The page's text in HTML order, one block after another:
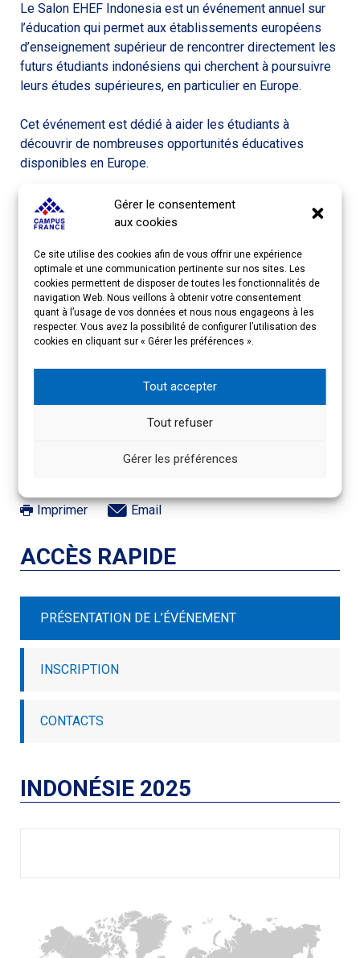
Gérer le consentement
aux cookies
Ce site utilise des cookies afin de vous offrir une expérience
optimale et une communication pertinente sur nos sites. Les
cookies permettent de disposer de toutes les fonctionnalités de
navigation Web. Nous veillons à obtenir votre consentement
quant à l’usage de vos données et nous nous engageons à les
respecter. Vous avez la possibilité de configurer l’utilisation des
cookies en cliquant sur « Gérer les préférences ».
Tout accepter
Tout refuser
Gérer les préférences
Le Salon EHEF Indonesia est un événement annuel sur
l’éducation qui permet aux établissements européens
d’enseignement supérieur de rencontrer directement les
futurs étudiants indonésiens qui cherchent à poursuivre
leurs études supérieures, en particulier en Europe.
Cet événement est dédié à aider les étudiants à
découvrir de nombreuses opportunités éducatives
disponibles en Europe.
Lors de l’édition 2024,88 exposants européens
pris part à cet événement, accueillant
près de 2 500
EHEF Indonesia 2025 flyer for exhibitors
Les exposants recevronten septembre,de la part des
organisateurs du salon EHEF,un guide comprenant les
Imprimer Email
ACCÈS RAPIDE
PRÉSENTATION DE L’ÉVÉNEMENT
INSCRIPTION
CONTACTS
INDONÉSIE 2025